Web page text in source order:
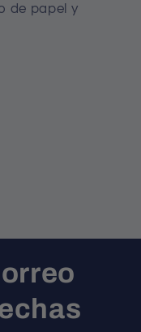
de papel y